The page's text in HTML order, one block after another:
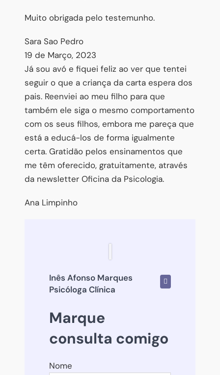
Muito obrigada pelo testemunho.
Sara Sao Pedro
19 de Março, 2023
Já sou avó e fiquei feliz ao ver que tentei
seguir o que a criança da carta espera dos
pais. Reenviei ao meu filho para que
também ele siga o mesmo comportamento
com os seus filhos, embora me pareça que
está a educá-los de forma igualmente
certa. Gratidão pelos ensinamentos que
me têm oferecido, gratuitamente, através
da newsletter Oficina da Psicologia.
Ana Limpinho
Inês Afonso Marques
Psicóloga Clínica
Marque
consulta comigo
Nome